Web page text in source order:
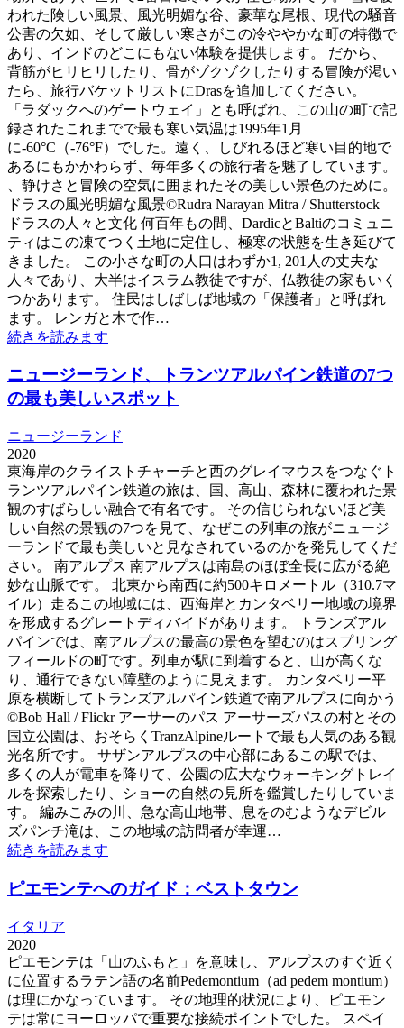
われた険しい風景、風光明媚な谷、豪華な尾根、現代の騒音
公害の欠如、そして厳しい寒さがこの冷ややかな町の特徴で
あり、インドのどこにもない体験を提供します。 だから、
背筋がヒリヒリしたり、骨がゾクゾクしたりする冒険が渇い
たら、旅行バケットリストにDrasを追加してください。
「ラダックへのゲートウェイ」とも呼ばれ、この山の町で記
録されたこれまでで最も寒い気温は1995年1月
に-60°C（-76°F）でした。遠く、しびれるほど寒い目的地で
あるにもかかわらず、毎年多くの旅行者を魅了しています。
、静けさと冒険の空気に囲まれたその美しい景色のために。
ドラスの風光明媚な風景©Rudra Narayan Mitra / Shutterstock
ドラスの人々と文化 何百年もの間、DardicとBaltiのコミュニ
ティはこの凍てつく土地に定住し、極寒の状態を生き延びて
きました。 この小さな町の人口はわずか1, 201人の丈夫な
人々であり、大半はイスラム教徒ですが、仏教徒の家もいく
つかあります。 住民はしばしば地域の「保護者」と呼ばれ
ます。 レンガと木で作…
続きを読みます
ニュージーランド、トランツアルパイン鉄道の7つ
の最も美しいスポット
ニュージーランド
2020
東海岸のクライストチャーチと西のグレイマウスをつなぐト
ランツアルパイン鉄道の旅は、国、高山、森林に覆われた景
観のすばらしい融合で有名です。 その信じられないほど美
しい自然の景観の7つを見て、なぜこの列車の旅がニュージ
ーランドで最も美しいと見なされているのかを発見してくだ
さい。 南アルプス 南アルプスは南島のほぼ全長に広がる絶
妙な山脈です。 北東から南西に約500キロメートル（310.7マ
イル）走るこの地域には、西海岸とカンタベリー地域の境界
を形成するグレートディバイドがあります。 トランズアル
パインでは、南アルプスの最高の景色を望むのはスプリング
フィールドの町です。列車が駅に到着すると、山が高くな
り、通行できない障壁のように見えます。 カンタベリー平
原を横断してトランズアルパイン鉄道で南アルプスに向かう
©Bob Hall / Flickr アーサーのパス アーサーズパスの村とその
国立公園は、おそらくTranzAlpineルートで最も人気のある観
光名所です。 サザンアルプスの中心部にあるこの駅では、
多くの人が電車を降りて、公園の広大なウォーキングトレイ
ルを探索したり、ショーの自然の見所を鑑賞したりしていま
す。 編みこみの川、急な高山地帯、息をのむようなデビル
ズパンチ滝は、この地域の訪問者が幸運…
続きを読みます
ピエモンテへのガイド：ベストタウン
イタリア
2020
ピエモンテは「山のふもと」を意味し、アルプスのすぐ近く
に位置するラテン語の名前Pedemontium（ad pedem montium）
は理にかなっています。 その地理的状況により、ピエモン
テは常にヨーロッパで重要な接続ポイントでした。 スペイ